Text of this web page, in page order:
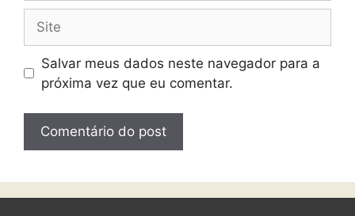
Salvar meus dados neste navegador para a
próxima vez que eu comentar.